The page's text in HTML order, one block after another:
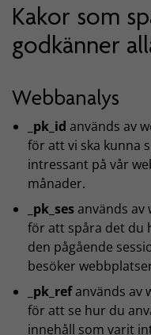
Kakor som
godkänner
Webbanalys
_pk_id används av
för att vi ska kunna
intressant på vår
månader.
_pk_sesanvänds av
för att spåra det du
den pågående
besöker
_pk_refanvänds av
för att se hur du
innehåll som varit